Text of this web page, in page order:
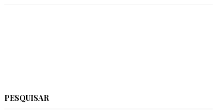
PESQUISAR